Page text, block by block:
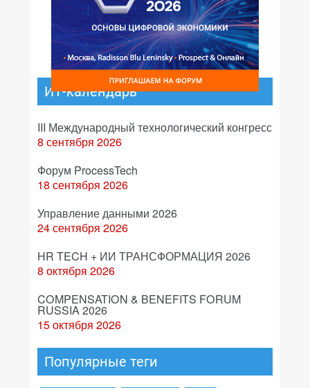
ИТ-календарь
III Международный технологический конгресс
8 сентября 2026
Форум ProcessTech
18 сентября 2026
Управление данными 2026
24 сентября 2026
HR TECH + ИИ ТРАНСФОРМАЦИЯ 2026
8 октября 2026
COMPENSATION & BENEFITS FORUM
RUSSIA 2026
15 октября 2026
Популярные теги